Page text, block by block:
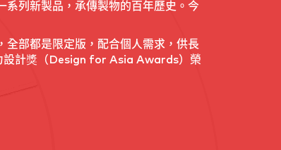
系列新製品，承傳製物的百年歷史。今
全部都是限定版，配合個人需求，供長
設計獎（Design for Asia Awards）榮